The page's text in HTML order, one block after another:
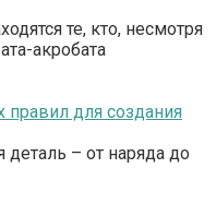
те, кто, несмотря
акробата
для создания
– от наряда до